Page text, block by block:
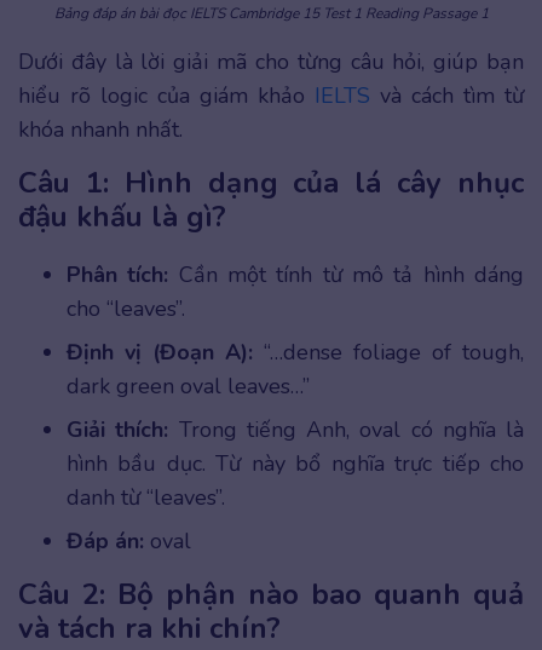
Bảng đáp án bài đọc IELTS Cambridge 15 Test 1 Reading Passage 1
Dưới đây là lời giải mã cho từng câu hỏi, giúp bạn
hiểu rõ logic của giám khảo IELTS và cách tìm từ
khóa nhanh nhất.
Câu 1: Hình dạng của lá cây nhục
đậu khấu là gì?
Phân tích: Cần một tính từ mô tả hình dáng
cho “leaves”.
Định vị (Đoạn A): “…dense foliage of tough,
dark green oval leaves…”
Giải thích: Trong tiếng Anh, oval có nghĩa là
hình bầu dục. Từ này bổ nghĩa trực tiếp cho
danh từ “leaves”.
Đáp án: oval
Câu 2: Bộ phận nào bao quanh quả
và tách ra khi chín?